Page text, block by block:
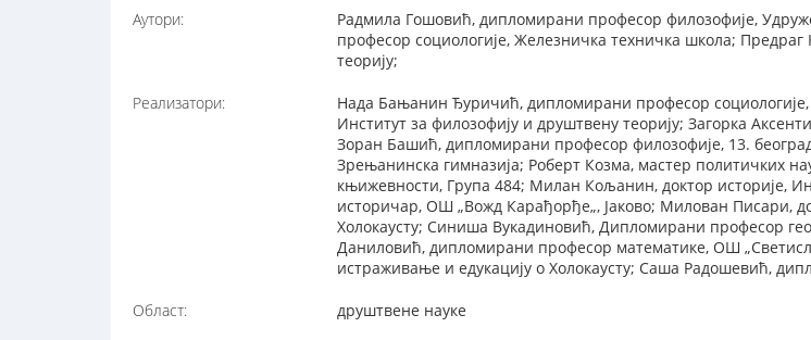
Аутори:
Радмила Гошовић, дипломирани професор филозофије,
професор социологије, Железничка техничка школа;
теорију;
Реализатори:
Нада Бањанин Ђуричић, дипломирани професор
Институт за филозофију и друштвену теорију; Загорка
Зоран Башић, дипломирани професор филозофије, 13.
Зрењанинска гимназија; Роберт Козма, мастер политичких
књижевности, Група 484; Милан Кољанин, доктор историје,
историчар, ОШ „Вожд Карађорђе„, Јаково; Милован Писари,
Холокаусту; Синиша Вукадиновић, Дипломирани професор
Даниловић, дипломирани професор математике, ОШ
истраживање и едукацију о Холокаусту; Саша Радошевић,
Област: друштвене науке